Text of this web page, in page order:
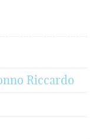
Riccardo